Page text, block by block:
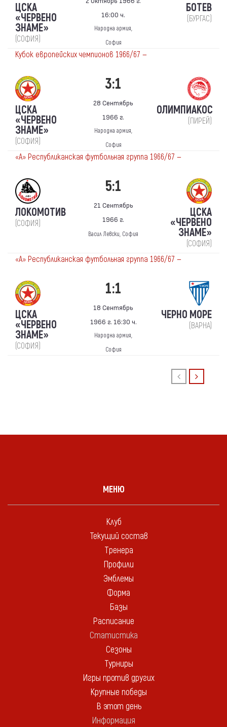
ЦСКА
«ЧЕРВЕНО
ЗНАМЕ»
(СОФИЯ)
16:00 ч.
Народна армия,
София
БОТЕВ
(БУРГАС)
Кубок европейских чемпионов 1966/67 —
ЦСКА
«ЧЕРВЕНО
ЗНАМЕ»
(СОФИЯ)
3:1
28 Сентябрь
1966 г.
Народна армия,
София
ОЛИМПИАКОС
(ПИРЕЙ)
«А» Республиканская футбольная группа 1966/67 —
ЛОКОМОТИВ
(СОФИЯ)
5:1
21 Сентябрь
1966 г.
Васил Левски, София
ЦСКА
«ЧЕРВЕНО
ЗНАМЕ»
(СОФИЯ)
«А» Республиканская футбольная группа 1966/67 —
ЦСКА
«ЧЕРВЕНО
ЗНАМЕ»
(СОФИЯ)
1:1
18 Сентябрь
1966 г. 16:30 ч.
Народна армия,
София
ЧЕРНО МОРЕ
(ВАРНА)
МЕНЮ
Клуб
Текущий состав
Тренера
Профили
Эмблемы
Форма
Базы
Расписание
Статистика
Сезоны
Турниры
Игры против других
Крупные победы
В этот день
Информация